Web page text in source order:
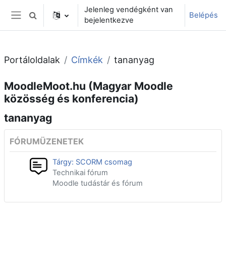
Tovább a fő tartalomhoz
Oldalpanel
Keresési bemeneti adatok váltása
Jelenleg vendégként van
bejelentkezve
Belépés
Portáloldalak Címkék tananyag
MoodleMoot.hu (Magyar Moodle
közösség és konferencia)
tananyag
FÓRUMÜZENETEK
Tárgy: SCORM csomag
Technikai fórum
Moodle tudástár és fórum